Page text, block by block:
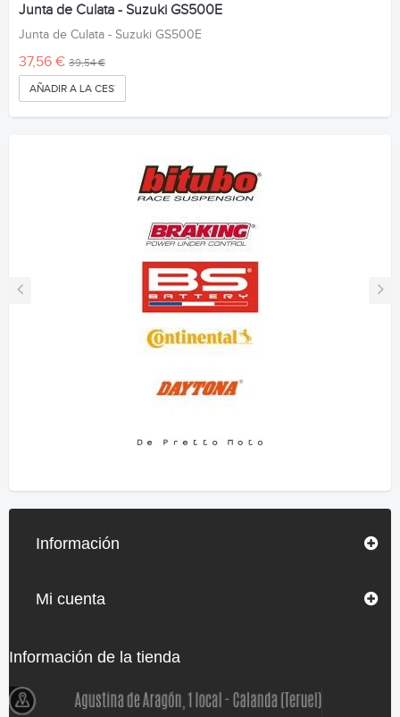
Junta de Culata - Suzuki GS500E
Junta de Culata - Suzuki GS500E
37,56 € 39,54 €
AÑADIR A LA CESTA
Información
Mi cuenta
Información de la tienda